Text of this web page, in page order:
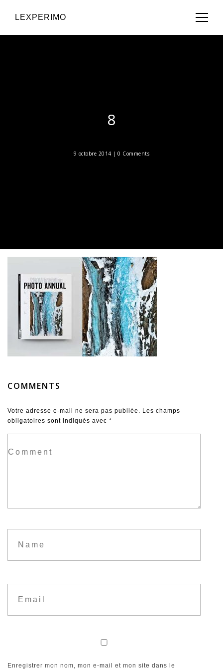
LEXPERIMO
8
9 octobre 2014 |0 Comments
COMMENTS
Votre adresse e-mail ne sera pas publiée. Les champs
obligatoires sont indiqués avec *
Enregistrer mon nom, mon e-mail et mon site dans le